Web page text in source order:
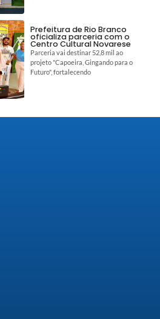
Prefeitura de Rio Branco
oficializa parceria com o
Centro Cultural Novarese
Parceria vai destinar 52,8 mil ao
projeto "Capoeira, Gingando para o
Futuro", fortalecendo